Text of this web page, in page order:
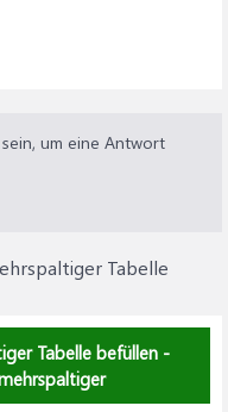
um eine Antwort
Tabelle
Tabelle befüllen -